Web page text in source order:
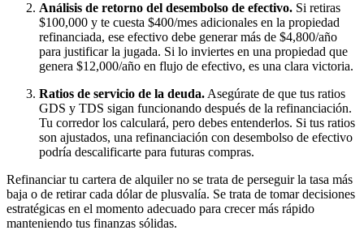
Análisis de retorno del desembolso de efectivo. Si retiras
$100,000 y te cuesta $400/mes adicionales en la propiedad
refinanciada, ese efectivo debe generar más de $4,800/año
para justificar la jugada. Si lo inviertes en una propiedad que
genera $12,000/año en flujo de efectivo, es una clara victoria.
Ratios de servicio de la deuda. Asegúrate de que tus ratios
GDS y TDS sigan funcionando después de la refinanciación.
Tu corredor los calculará, pero debes entenderlos. Si tus ratios
son ajustados, una refinanciación con desembolso de efectivo
podría descalificarte para futuras compras.
Refinanciar tu cartera de alquiler no se trata de perseguir la tasa más
baja o de retirar cada dólar de plusvalía. Se trata de tomar decisiones
estratégicas en el momento adecuado para crecer más rápido
manteniendo tus finanzas sólidas.